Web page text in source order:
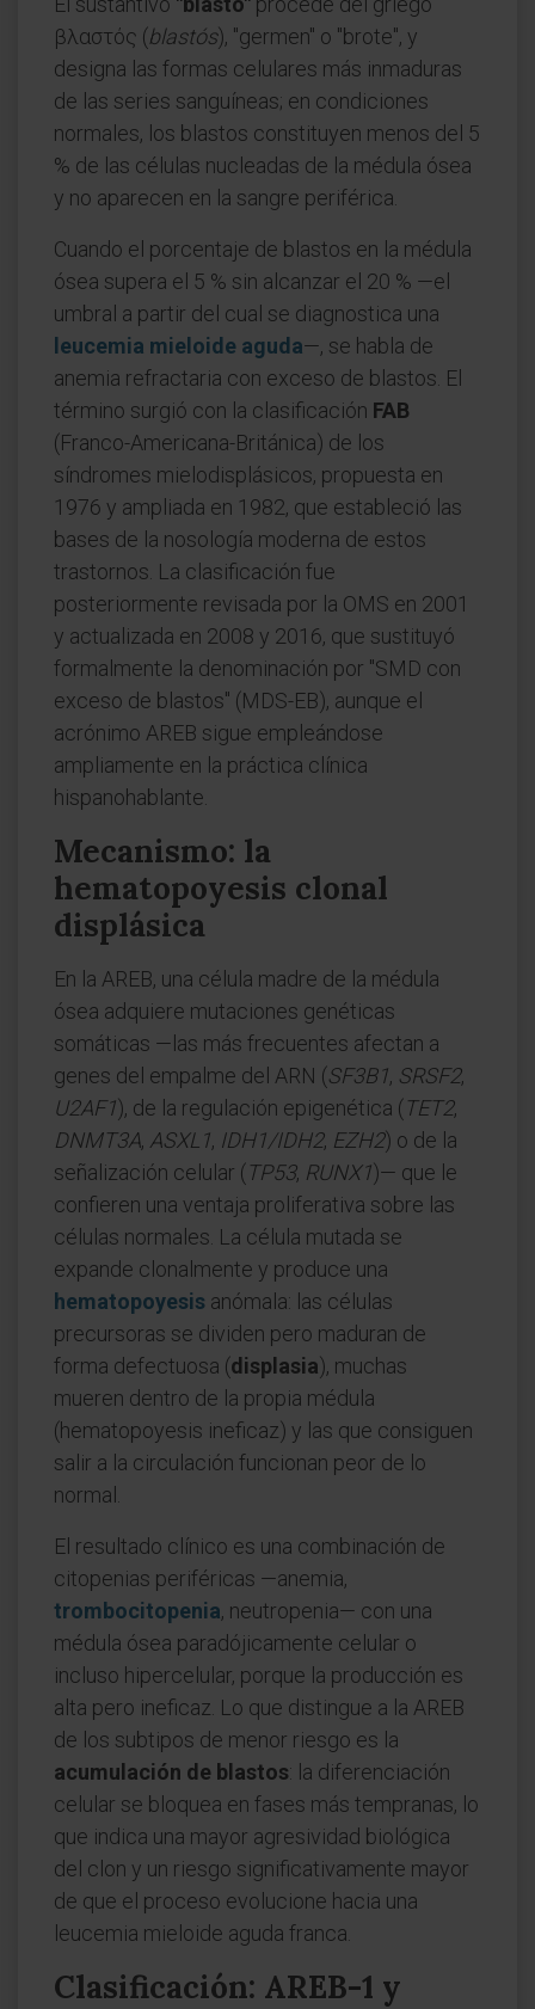
βλαστός (blastós), "germen" o "brote", y
designa las formas celulares más inmaduras
de las series sanguíneas; en condiciones
normales, los blastos constituyen menos del 5
% de las células nucleadas de la médula ósea
y no aparecen en la sangre periférica.
Cuando el porcentaje de blastos en la médula
ósea supera el 5 % sin alcanzar el 20 % —el
umbral a partir del cual se diagnostica una
leucemia mieloide aguda—, se habla de
anemia refractaria con exceso de blastos. El
término surgió con la clasificación FAB
(Franco-Americana-Británica) de los
síndromes mielodisplásicos, propuesta en
1976 y ampliada en 1982, que estableció las
bases de la nosología moderna de estos
trastornos. La clasificación fue
posteriormente revisada por la OMS en 2001
y actualizada en 2008 y 2016, que sustituyó
formalmente la denominación por "SMD con
exceso de blastos" (MDS-EB), aunque el
acrónimo AREB sigue empleándose
ampliamente en la práctica clínica
hispanohablante.
Mecanismo: la
hematopoyesis clonal
displásica
En la AREB, una célula madre de la médula
ósea adquiere mutaciones genéticas
somáticas —las más frecuentes afectan a
genes del empalme del ARN (SF3B1, SRSF2,
U2AF1), de la regulación epigenética (TET2,
DNMT3A, ASXL1, IDH1/IDH2, EZH2) o de la
señalización celular (TP53, RUNX1)— que le
confieren una ventaja proliferativa sobre las
células normales. La célula mutada se
expande clonalmente y produce una
hematopoyesis anómala: las células
precursoras se dividen pero maduran de
forma defectuosa (displasia), muchas
mueren dentro de la propia médula
(hematopoyesis ineficaz) y las que consiguen
salir a la circulación funcionan peor de lo
normal.
El resultado clínico es una combinación de
citopenias periféricas —anemia,
trombocitopenia, neutropenia— con una
médula ósea paradójicamente celular o
incluso hipercelular, porque la producción es
alta pero ineficaz. Lo que distingue a la AREB
de los subtipos de menor riesgo es la
acumulación de blastos: la diferenciación
celular se bloquea en fases más tempranas, lo
que indica una mayor agresividad biológica
del clon y un riesgo significativamente mayor
de que el proceso evolucione hacia una
leucemia mieloide aguda franca.
Clasificación: AREB-1 y